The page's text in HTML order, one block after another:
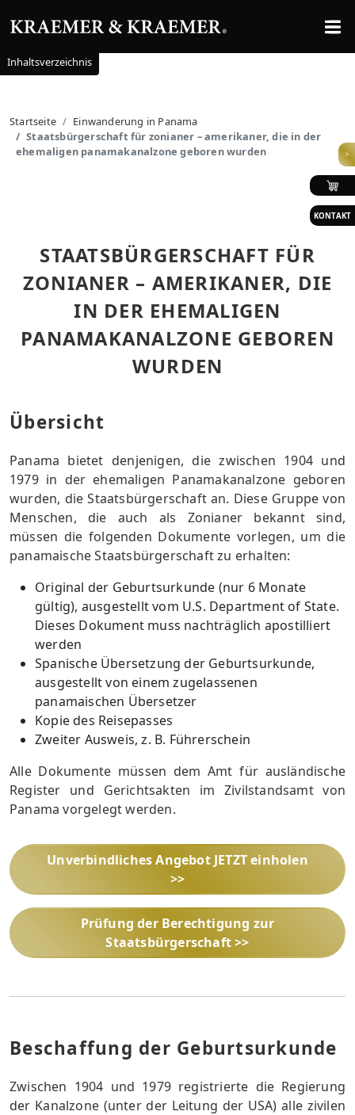
>
KONTAKT
Startseite
Einwanderung in Panama
Staatsbürgerschaft für zonianer – amerikaner, die in der
ehemaligen panamakanalzone geboren wurden
STAATSBÜRGERSCHAFT FÜR
ZONIANER – AMERIKANER, DIE
IN DER EHEMALIGEN
PANAMAKANALZONE GEBOREN
WURDEN
Übersicht
Panama bietet denjenigen, die zwischen 1904 und
1979 in der ehemaligen Panamakanalzone geboren
wurden, die Staatsbürgerschaft an. Diese Gruppe von
Menschen, die auch als Zonianer bekannt sind,
müssen die folgenden Dokumente vorlegen, um die
panamaische Staatsbürgerschaft zu erhalten:
Original der Geburtsurkunde (nur 6 Monate
gültig), ausgestellt vom U.S. Department of State.
Dieses Dokument muss nachträglich apostilliert
werden
Spanische Übersetzung der Geburtsurkunde,
ausgestellt von einem zugelassenen
panamaischen Übersetzer
Kopie des Reisepasses
Zweiter Ausweis, z. B. Führerschein
Alle Dokumente müssen dem Amt für ausländische
Register und Gerichtsakten im Zivilstandsamt von
Panama vorgelegt werden.
Unverbindliches Angebot JETZT einholen
>>
Prüfung der Berechtigung zur
Staatsbürgerschaft >>
Beschaffung der Geburtsurkunde
Zwischen 1904 und 1979 registrierte die Regierung
der Kanalzone (unter der Leitung der USA) alle zivilen
Inhaltsverzeichnis